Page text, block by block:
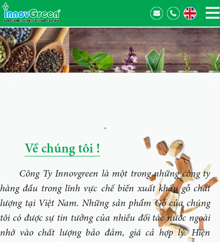
Về chúng tôi !
Công Ty Innovgreen là một trong những công ty
hàng đầu trong lĩnh vực chế biến xuất khẩu gỗ chất
lượng tại Việt Nam. Những sản phẩm Gỗ của chúng
tôi có được sự tin tưởng của nhiều đối tác nước ngoài
nhờ vào chất lượng bảo đảm, giá cả hợp lý. Hiện